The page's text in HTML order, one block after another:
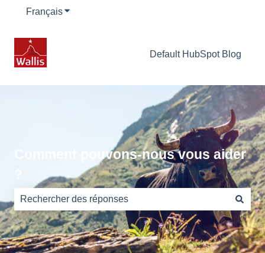
FrançaisAfficher le sous-menu pour les traductions
Default HubSpot Blog
Comment pouvons-nous vous aider
Il n'y a aucune suggestion car le champ de recherche